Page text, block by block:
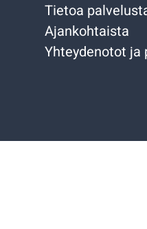
Tietoa
Ajankohtaista
Yhteydenotot ja